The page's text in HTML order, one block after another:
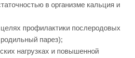
в организме кальция и
профилактики послеродовых
парез);
нагрузках и повышенной